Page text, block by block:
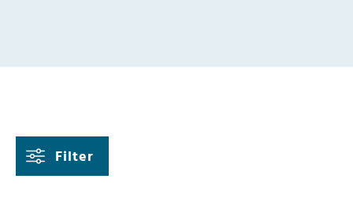
Filter